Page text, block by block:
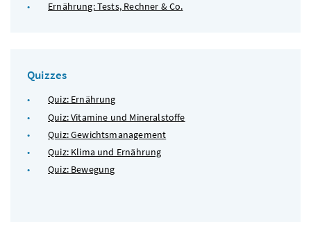
Ernährung: Tests, Rechner & Co.
Quizzes
Quiz: Ernährung
Quiz: Vitamine und Mineralstoffe
Quiz: Gewichtsmanagement
Quiz: Klima und Ernährung
Quiz: Bewegung